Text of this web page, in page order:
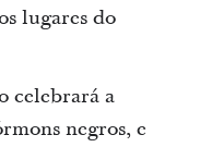
lugares do
celebrará a
negros, e